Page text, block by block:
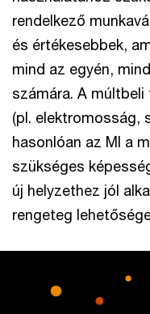
rendelkező
és értékesebbek,
mind az egyén,
számára. A
(pl. elektromosság,
hasonlóan az MI a
szükséges
új helyzethez jól
rengeteg